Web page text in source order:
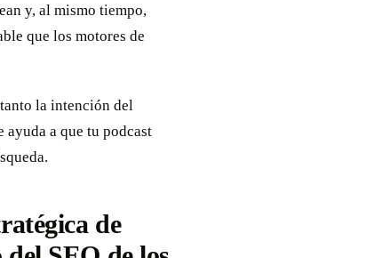
y, al mismo tiempo,
que los motores de
la intención del
a que tu podcast
de